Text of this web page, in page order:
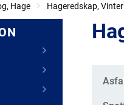
Hage Hageredskap,